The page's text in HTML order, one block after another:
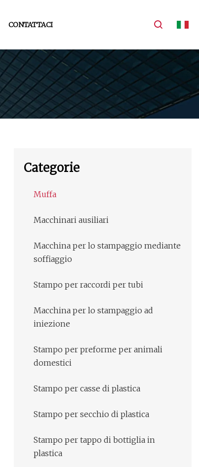
CONTATTACI
Categorie
Muffa
Macchinari ausiliari
Macchina per lo stampaggio mediante
soffiaggio
Stampo per raccordi per tubi
Macchina per lo stampaggio ad
iniezione
Stampo per preforme per animali
domestici
Stampo per casse di plastica
Stampo per secchio di plastica
Stampo per tappo di bottiglia in
plastica